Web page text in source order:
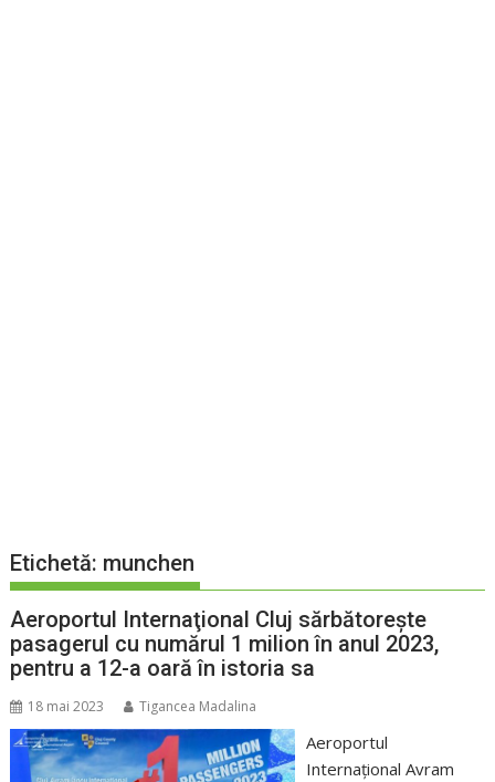
Etichetă: munchen
Aeroportul Internaţional Cluj sărbătorește
pasagerul cu numărul 1 milion în anul 2023,
pentru a 12-a oară în istoria sa
18 mai 2023 Tigancea Madalina
Aeroportul
Internațional Avram